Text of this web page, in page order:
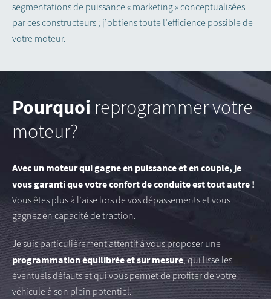
segmentations de puissance « marketing » conceptualisées
par ces constructeurs ; j’obtiens toute l’efficience possible de
votre moteur.
Pourquoi reprogrammer votre
moteur?
Avec un moteur qui gagne en puissance et en couple, je
vous garanti que votre confort de conduite est tout autre !
Vous êtes plus à l’aise lors de vos dépassements et vous
gagnez en capacité de traction.
Je suis particulièrement attentif à vous proposer une
programmation équilibrée et sur mesure, qui lisse les
éventuels défauts et qui vous permet de profiter de votre
véhicule à son plein potentiel.